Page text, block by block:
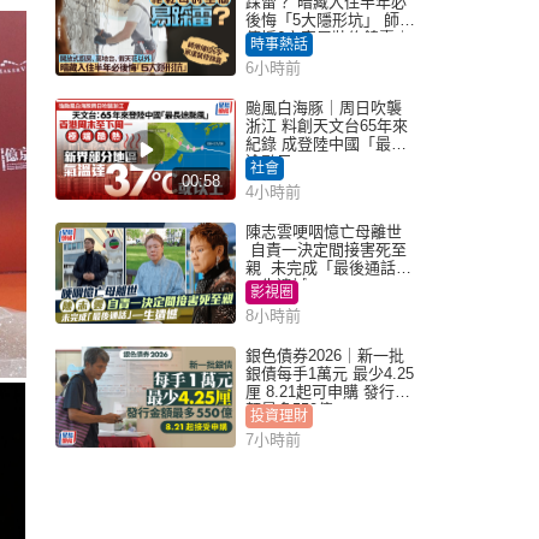
後悔「5大隱形坑」 師傅
傳授6字家居裝修錦囊｜
Juicy叮
時事熱話
6小時前
00:58
颱風白海豚｜周日吹襲
浙江 料創天文台65年來
紀錄 成登陸中國「最長
途颱風」
社會
4小時前
陳志雲哽咽憶亡母離世
自責一決定間接害死至
親 未完成「最後通話」
一生遺憾
影視圈
8小時前
銀色債券2026｜新一批
銀債每手1萬元 最少4.25
厘 8.21起可申購 發行金
額最多550億
投資理財
7小時前